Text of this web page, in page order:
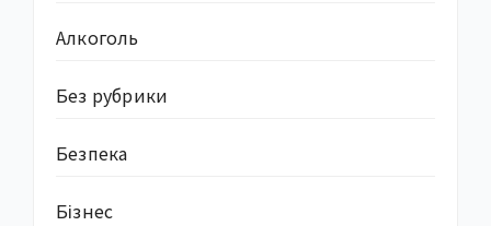
Алкоголь
Без рубрики
Безпека
Бізнес